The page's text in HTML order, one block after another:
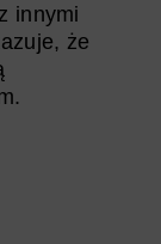
innymi
że